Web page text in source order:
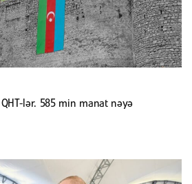
lər. 585 min manat nəyə